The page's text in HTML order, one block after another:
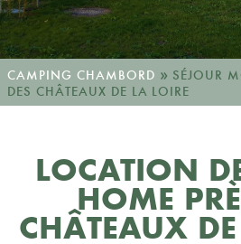
CAMPING CHAMBORD » SÉJOUR
DES CHÂTEAUX DE LA LOIRE
LOCATION
HOME
CHÂTEAUX